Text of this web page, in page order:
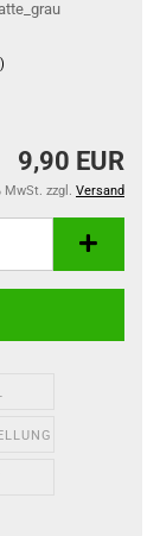
9,90 EUR
MwSt. zzgl. Versand